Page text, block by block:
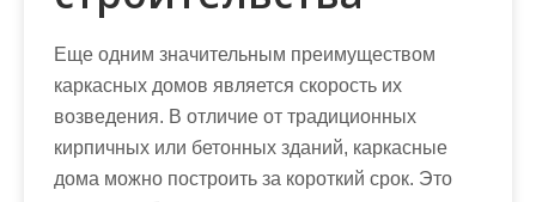
Еще одним значительным преимуществом
каркасных домов является скорость их
возведения. В отличие от традиционных
кирпичных или бетонных зданий, каркасные
дома можно построить за короткий срок. Это